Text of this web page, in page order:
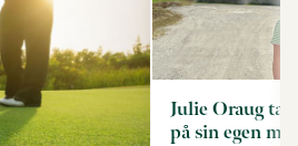
Julie Oraug
på sin egen